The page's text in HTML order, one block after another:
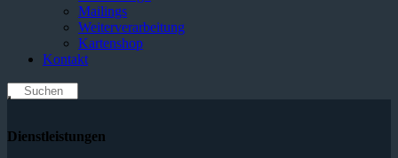
Mailings
Weiterverarbeitung
Kartenshop
Kontakt
Dienstleistungen